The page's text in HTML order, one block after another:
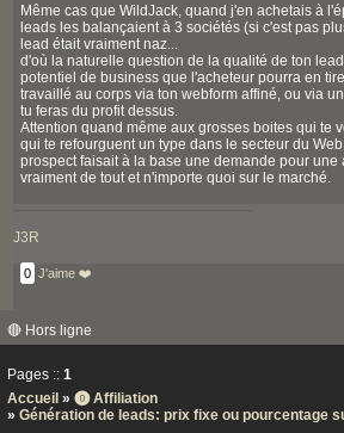
Même cas que WildJack, quand j'en achetais à
leads les balançaient à 3 sociétés (si c'est pas
lead était vraiment naz...
d'où la naturelle question de la qualité de ton
potentiel de business que l'acheteur pourra en
travaillé au corps via ton webform affiné, ou via
tu feras du profit dessus.
Attention quand même aux grosses boites qui te
qui te refourguent un type dans le secteur du
prospect faisait à la base une demande pour une
vraiment de tout et n'importe quoi sur le marché.
J3R
0 J'aime ❤️
🔴 Hors ligne
Pages :: 1
Accueil » ⓿ Affiliation
» Génération de leads: prix fixe ou pourcentage